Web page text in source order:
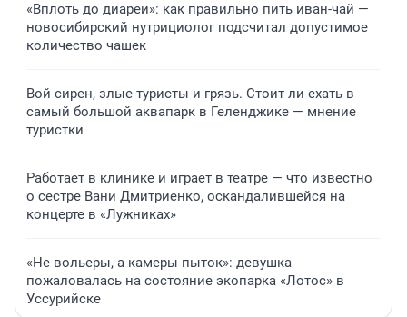
«Вплоть до диареи»: как правильно пить иван-чай —
новосибирский нутрициолог подсчитал допустимое
количество чашек
Вой сирен, злые туристы и грязь. Стоит ли ехать в
самый большой аквапарк в Геленджике — мнение
туристки
Работает в клинике и играет в театре — что известно
о сестре Вани Дмитриенко, оскандалившейся на
концерте в «Лужниках»
«Не вольеры, а камеры пыток»: девушка
пожаловалась на состояние экопарка «Лотос» в
Уссурийске